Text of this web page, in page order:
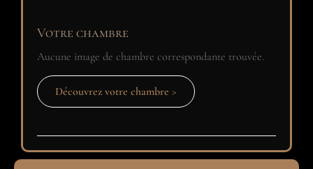
Votre chambre
Aucune image de chambre correspondante trouvée.
Découvrez votre chambre >